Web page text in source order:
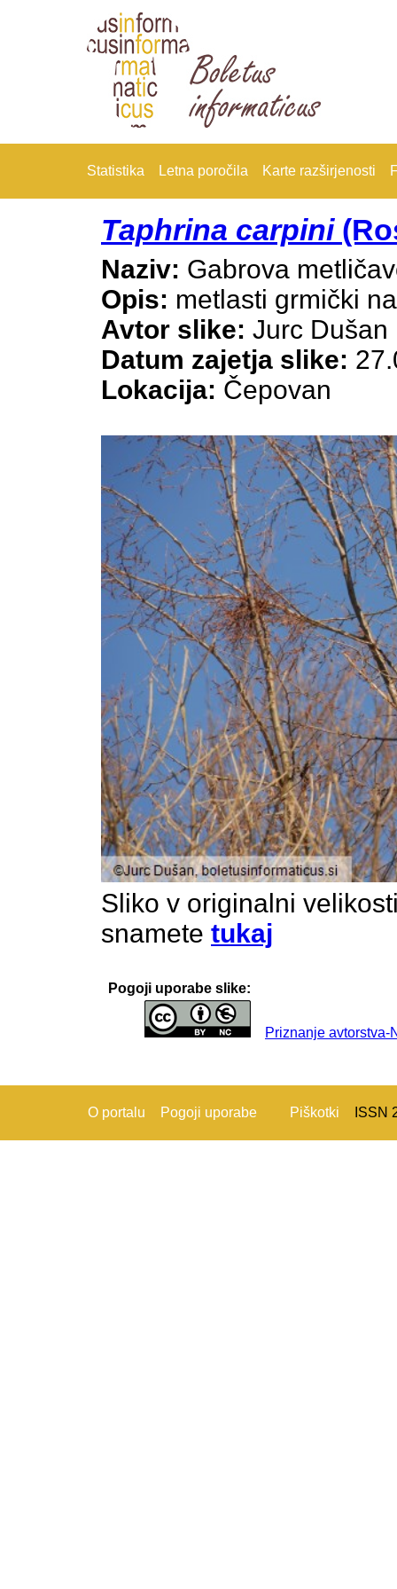
Statistika Letna poročila Karte razširjenosti
Taphrina carpini
Naziv: Gabrova
Opis: metlasti grmički
Avtor slike: Jurc Dušan
Datum zajetja slike:
Lokacija: Čepovan
Sliko v originalni
snamete tukaj
Pogoji uporabe slike:
Priznanje avtorstva-
O portalu Pogoji uporabe Piškotki ISSN